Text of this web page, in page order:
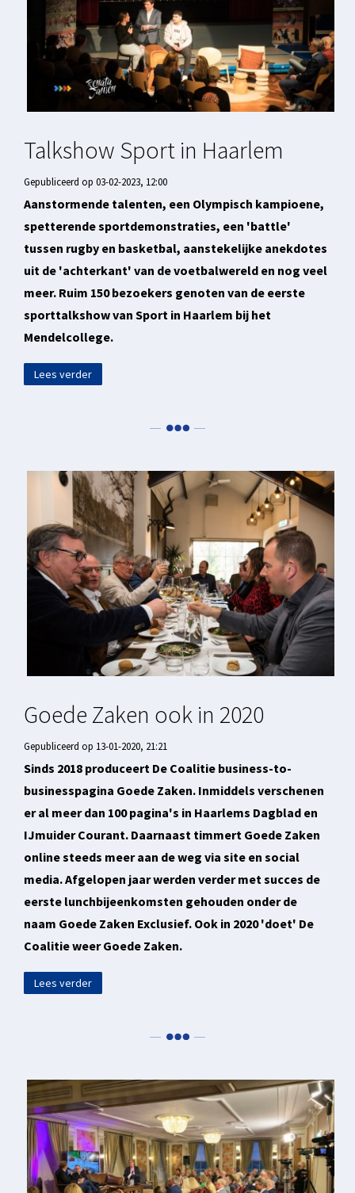
Talkshow Sport in Haarlem
Gepubliceerd op 03-02-2023, 12:00
Aanstormende talenten, een Olympisch kampioene,
spetterende sportdemonstraties, een 'battle'
tussen rugby en basketbal, aanstekelijke anekdotes
uit de 'achterkant' van de voetbalwereld en nog veel
meer. Ruim 150 bezoekers genoten van de eerste
sporttalkshow van Sport in Haarlem bij het
Mendelcollege.
Lees verder
Goede Zaken ook in 2020
Gepubliceerd op 13-01-2020, 21:21
Sinds 2018 produceert De Coalitie business-to-
businesspagina Goede Zaken. Inmiddels verschenen
er al meer dan 100 pagina's in Haarlems Dagblad en
IJmuider Courant. Daarnaast timmert Goede Zaken
online steeds meer aan de weg via site en social
media. Afgelopen jaar werden verder met succes de
eerste lunchbijeenkomsten gehouden onder de
naam Goede Zaken Exclusief. Ook in 2020 'doet' De
Coalitie weer Goede Zaken.
Lees verder